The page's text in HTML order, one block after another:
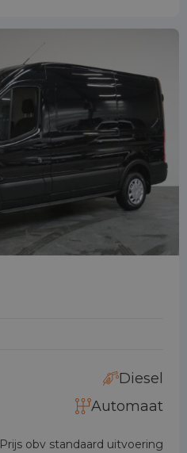
Diesel
Automaat
Prijs obv standaard uitvoering